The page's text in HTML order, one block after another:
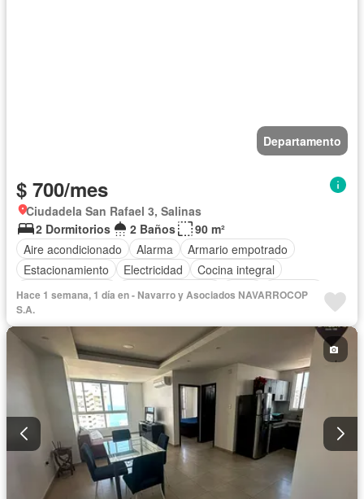
Departamento
$ 700/mes
Ciudadela San Rafael 3, Salinas
2 Dormitorios
2 Baños
90 m²
Aire acondicionado
Alarma
Armario empotrado
Estacionamiento
Electricidad
Cocina integral
Cocina equipada
Vista panorámica Agua
Conserje
Acceso para personas con discapacidad
Garita de guardianía
Ascensor Piscina
Área para niños
Terraza
Balcón Completamente amoblado
Hace 1 semana, 1 día en - Navarro y Asociados NAVARROCOP
S.A.